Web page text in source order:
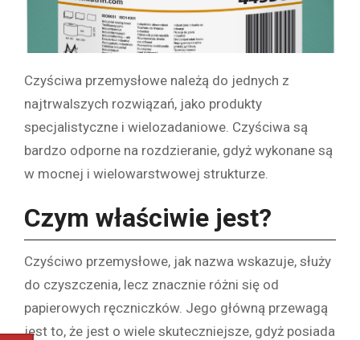
Czyściwa przemysłowe należą do jednych z
najtrwalszych rozwiązań, jako produkty
specjalistyczne i wielozadaniowe. Czyściwa są
bardzo odporne na rozdzieranie, gdyż wykonane są
w mocnej i wielowarstwowej strukturze.
Czym właściwie jest?
Czyściwo przemysłowe, jak nazwa wskazuje, służy
do czyszczenia, lecz znacznie różni się od
papierowych ręczniczków. Jego główną przewagą
jest to, że jest o wiele skuteczniejsze, gdyż posiada